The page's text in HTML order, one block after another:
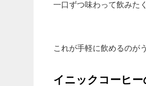
一口ずつ味わって飲みた
これが手軽に飲めるのが
イニックコーヒー